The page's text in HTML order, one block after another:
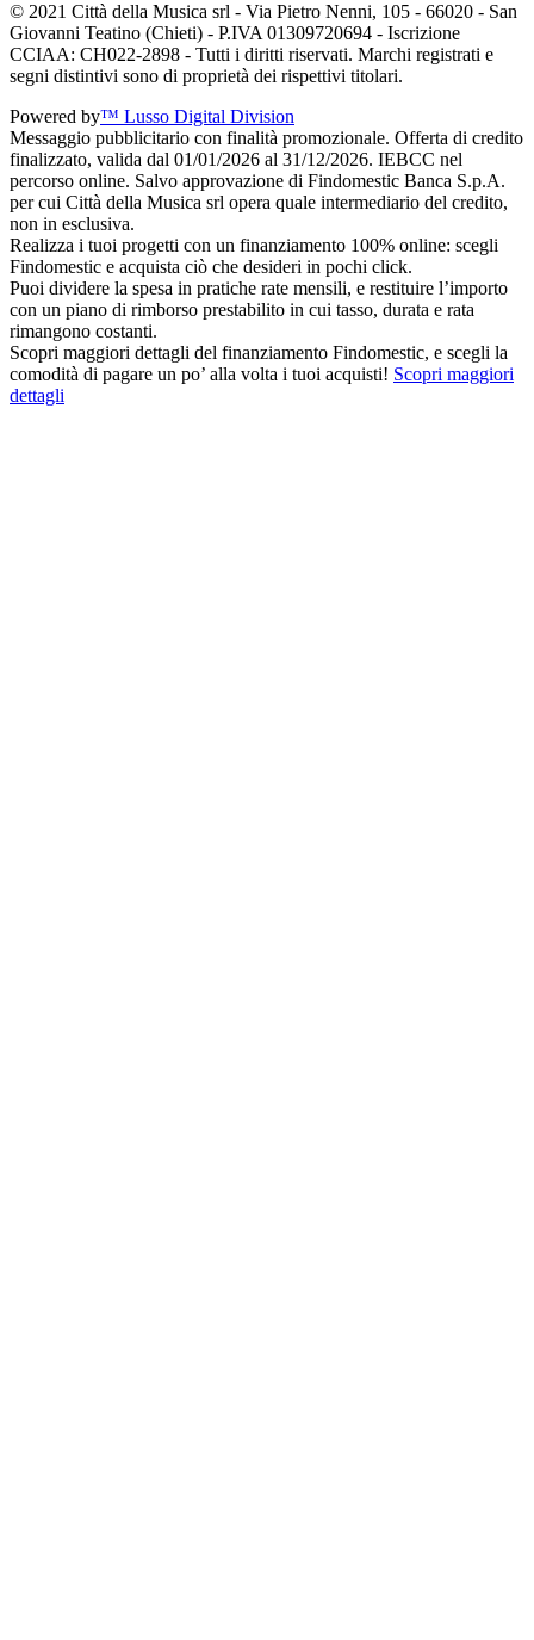
© 2021 Città della Musica srl - Via Pietro Nenni, 105 - 66020 - San
Giovanni Teatino (Chieti) - P.IVA 01309720694 - Iscrizione
CCIAA: CH022-2898 - Tutti i diritti riservati. Marchi registrati e
segni distintivi sono di proprietà dei rispettivi titolari.
Powered by™ Lusso Digital Division
Messaggio pubblicitario con finalità promozionale. Offerta di credito
finalizzato, valida dal 01/01/2026 al 31/12/2026. IEBCC nel
percorso online. Salvo approvazione di Findomestic Banca S.p.A.
per cui Città della Musica srl opera quale intermediario del credito,
non in esclusiva.
Realizza i tuoi progetti con un finanziamento 100% online: scegli
Findomestic e acquista ciò che desideri in pochi click.
Puoi dividere la spesa in pratiche rate mensili, e restituire l’importo
con un piano di rimborso prestabilito in cui tasso, durata e rata
rimangono costanti.
Scopri maggiori dettagli del finanziamento Findomestic, e scegli la
comodità di pagare un po’ alla volta i tuoi acquisti! Scopri maggiori
dettagli